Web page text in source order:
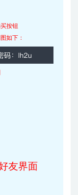
按钮
如下：
友界面